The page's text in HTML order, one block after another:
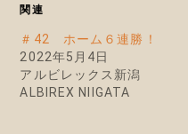
関連
＃42 ホーム６連勝！
2022年5月4日
アルビレックス新潟
ALBIREX NIIGATA